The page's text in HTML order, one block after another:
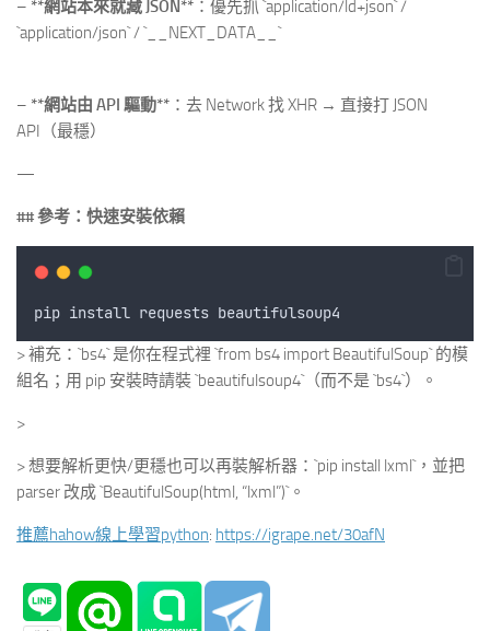
– **網站本來就藏 JSON** ：優先抓 `application/ld+json` /
`application/json` / `__NEXT_DATA__`
– **網站由 API 驅動** ：去 Network 找 XHR → 直接打 JSON
API（最穩）
—
## 參考：快速安裝依賴
pip install requests beautifulsoup4
> 補充：`bs4` 是你在程式裡 `from bs4 import BeautifulSoup` 的模
組名；用 pip 安裝時請裝 `beautifulsoup4`（而不是 `bs4`）。
>
> 想要解析更快/更穩也可以再裝解析器：`pip install lxml`，並把
parser 改成 `BeautifulSoup(html, “lxml”)`。
推薦hahow線上學習python: https://igrape.net/30afN